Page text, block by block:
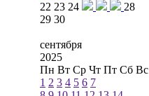
22 23 24
28
29 30
сентября
2025
Пн Вт Ср Чт Пт Сб Вс
1 2 3 4 5 6 7